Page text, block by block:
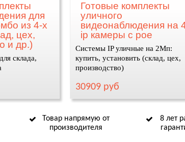
для
из 4-х
цех,
и др.)
склада,
Готовые комплекты
уличного
видеонаблюдения на
ip камеры с poe
Системы IP уличные на 2Мп:
купить, установить (склад, цех,
производство)
30909 руб
Товар напрямую от
производителя
8 лет